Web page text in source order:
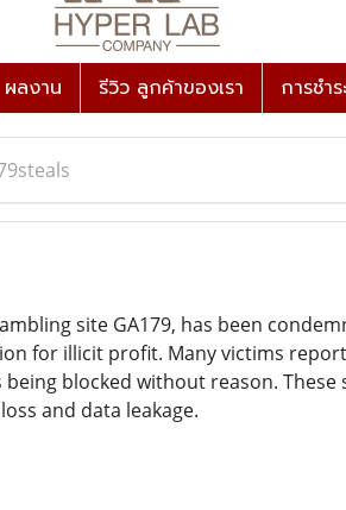
ผลงาน รีวิว ลูกค้าของเรา การชำร
site GA179, has been
for illicit profit. Many victims
blocked without reason.
and data leakage.